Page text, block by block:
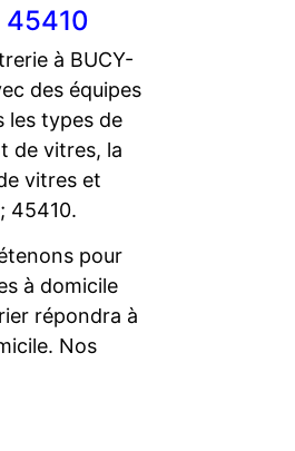
45410
à BUCY-
des équipes
les types de
de vitres, la
vitres et
45410.
pour
à domicile
répondra à
Nos